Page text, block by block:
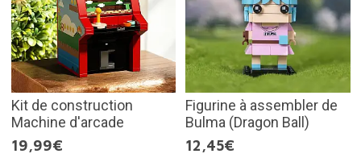
Kit de construction
Machine d'arcade
19,99€
Figurine à assembler de
Bulma (Dragon Ball)
12,45€